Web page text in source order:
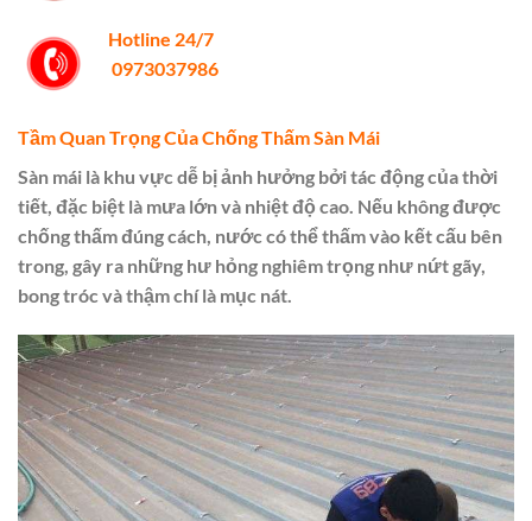
Hotline 24/7
0973037986
Tầm Quan Trọng Của Chống Thấm Sàn Mái
Sàn mái là khu vực dễ bị ảnh hưởng bởi tác động của thời
tiết, đặc biệt là mưa lớn và nhiệt độ cao. Nếu không được
chống thấm đúng cách, nước có thể thấm vào kết cấu bên
trong, gây ra những hư hỏng nghiêm trọng như nứt gãy,
bong tróc và thậm chí là mục nát.